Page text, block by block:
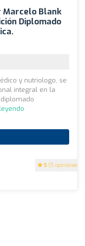
Marcelo Blank
Diplomado
5 (5 opiniones)
y nutriologo, se
integral en la